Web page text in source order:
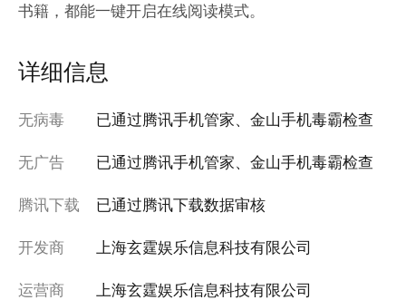
书籍，都能一键开启在线阅读模式。
详细信息
无病毒 已通过腾讯手机管家、金山手机毒霸检查
无广告 已通过腾讯手机管家、金山手机毒霸检查
腾讯下载 已通过腾讯下载数据审核
开发商 上海玄霆娱乐信息科技有限公司
运营商 上海玄霆娱乐信息科技有限公司